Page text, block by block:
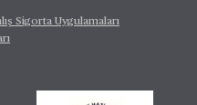
Sigorta Uygulamaları